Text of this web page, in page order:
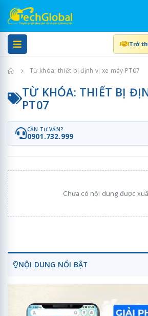
Trở
Trang chủTừ khóa: thiết bị định vị xe máy PT07
TỪ KHÓA: THIẾT BỊ
PT07
CẦN TƯ VẤN?
0901.732.999
Chưa có nội dung được
NỘI DUNG NỔI BẬT